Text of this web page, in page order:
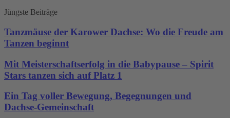
Jüngste Beiträge
Tanzmäuse der Karower Dachse: Wo die Freude am
Tanzen beginnt
Mit Meisterschaftserfolg in die Babypause – Spirit
Stars tanzen sich auf Platz 1
Ein Tag voller Bewegung, Begegnungen und
Dachse-Gemeinschaft